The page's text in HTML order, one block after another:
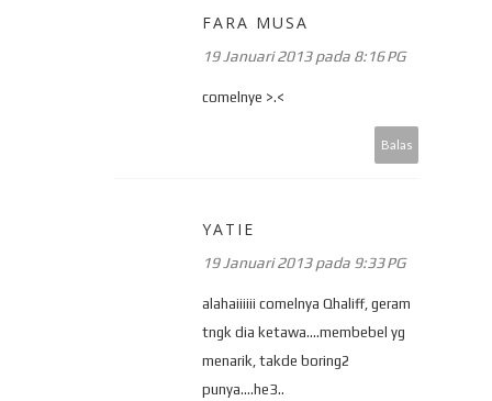
FARA MUSA
19 Januari 2013 pada 8:16 PG
comelnye >.<
Balas
YATIE
19 Januari 2013 pada 9:33 PG
alahaiiiiii comelnya Qhaliff, geram
tngk dia ketawa....membebel yg
menarik, takde boring2
punya....he3..